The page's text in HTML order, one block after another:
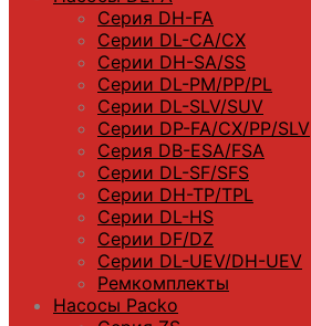
Серия DH-FA
Серии DL-CA/CX
Серии DH-SA/SS
Серии DL-PM/РР/PL
Серии DL-SLV/SUV
Серии DP-FA/CX/PP/SLV
Серия DB-ЕSA/FSA
Серии DL-SF/SFS
Серии DН-ТP/ТPL
Серии DL-HS
Серии DF/DZ
Серии DL-UEV/DH-UEV
Ремкомплекты
Насосы Packo